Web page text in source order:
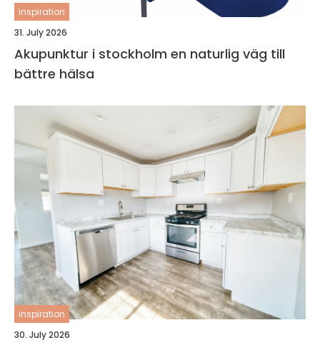
inspiration
31. July 2026
Akupunktur i stockholm en naturlig väg till
bättre hälsa
inspiration
30. July 2026